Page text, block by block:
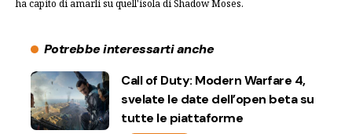
ha capito di amarli su quell'isola di Shadow Moses.
Potrebbe interessarti anche
Call of Duty: Modern Warfare 4,
svelate le date dell’open beta su
tutte le piattaforme